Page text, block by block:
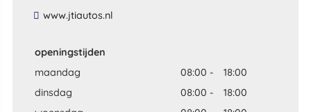
​www​.​jtiautos​.​nl​
openingstijden
maandag
08:00 -
18:00
dinsdag
08:00 -
18:00